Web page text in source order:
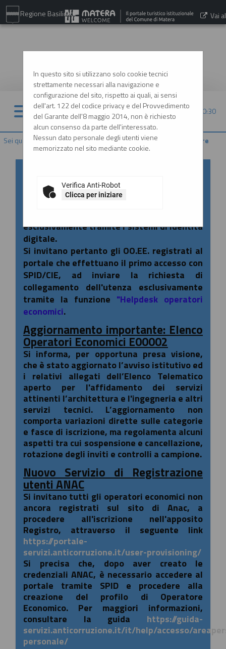
Regione Basilicata Vai al
07/08/2026 20:30
Sei qui: Home»Procedure d'appalto e contratti»Gare e procedure
In questo sito si utilizzano solo cookie tecnici
strettamente necessari alla navigazione e
configurazione del sito, rispetto ai quali, ai sensi
dell'art. 122 del codice privacy e del Provvedimento
del Garante dell'8 maggio 2014, non è richiesto
alcun consenso da parte dell'interessato.
Nessun dato personale degli utenti viene
memorizzato nel sito mediante cookie.
Verifica Anti-Robot
Clicca per iniziare
SPID/CIE: istruzioni
In ottemperanza alle normative vigenti
esclusivamente tramite i sistemi di identità
digitale.
Si invitano pertanto gli OO.EE. registrati al
portale che effettuano il primo accesso con
SPID/CIE, ad inviare la richiesta di
collegamento dell'utenza esclusivamente
tramite la funzione "Helpdesk operatori
economici.
Aggiornamento importante: Elenco
Operatori Economici E00002
Si informa, per opportuna presa visione,
che è stato aggiornato l’avviso istitutivo ed
i relativi allegati dell’Elenco Telematico
aperto per l'affidamento dei servizi
attinenti l’architettura e l'ingegneria e altri
servizi tecnici. L’aggiornamento non
comporta variazioni dirette sulle categorie
e fasce di iscrizione, ma regolamenta alcuni
aspetti tra cui sospensione e cancellazione,
rotazione degli inviti e controlli a campione.
Nuovo Servizio di Registrazione
utenti ANAC
Si invitano tutti gli operatori economici non
ancora registrati sul sito di Anac, a
procedere all'iscrizione nell'apposito
Registro, attraverso il seguente link
https://portale-
servizi.anticorruzione.it/user-provisioning/
Si precisa che, dopo aver creato le
credenziali ANAC, è necessario accedere al
portale tramite SPID e procedere alla
creazione del profilo di Operatore
Economico. Per maggiori informazioni,
consultare la guida https://guida-
servizi.anticorruzione.it/it/help/accesso/
personale/